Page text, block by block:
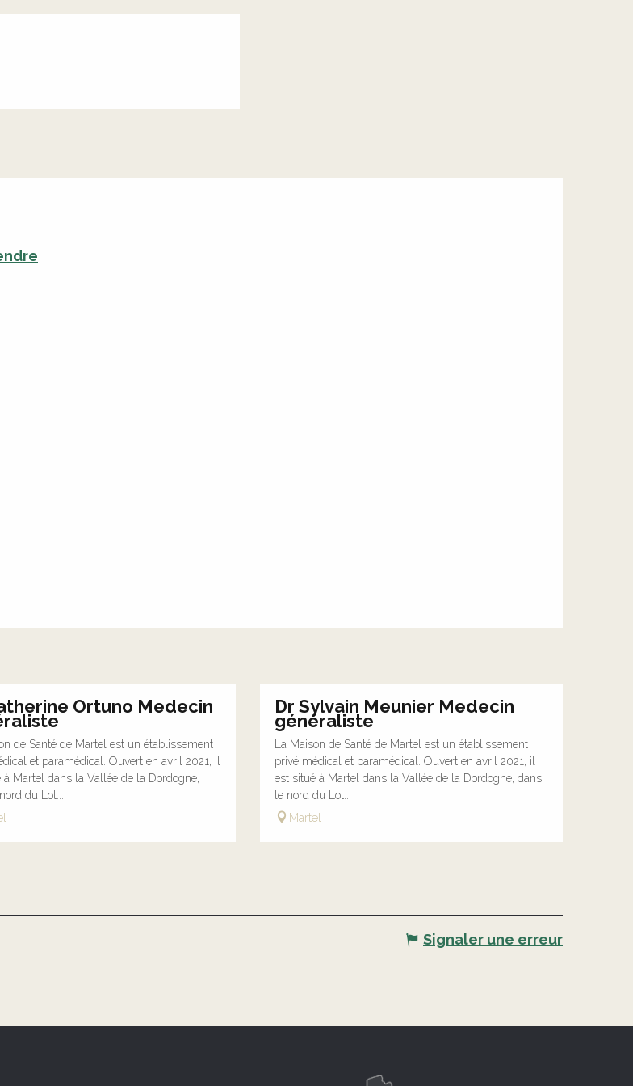
Ortuno Medecin
de Santé de Martel est un établissement
et paramédical. Ouvert en avril 2021, il
à Martel dans la Vallée de la Dordogne,
du Lot...
Dr Sylvain Meunier Medecin
généraliste
La Maison de Santé de Martel est un établissement
privé médical et paramédical. Ouvert en avril 2021, il
est situé à Martel dans la Vallée de la Dordogne, dans
le nord du Lot...
Martel
Signaler une erreur